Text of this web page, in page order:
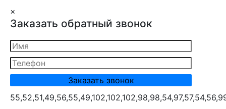
×
Заказать обратный звонок